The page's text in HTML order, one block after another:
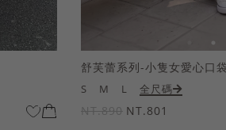
舒芙蕾系列-小隻女愛心口
S M L 全尺碼
NT.890 NT.801